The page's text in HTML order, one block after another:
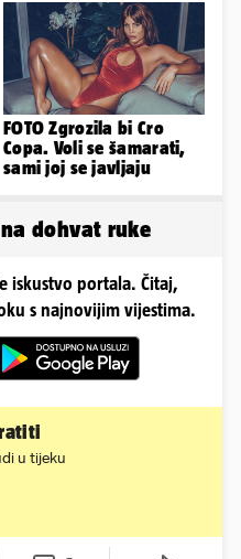
FOTO Zgrozila bi Cro
Copa. Voli se šamarati,
sami joj se javljaju
dohvat ruke
iskustvo portala. Čitaj,
s najnovijim vijestima.
u tijeku